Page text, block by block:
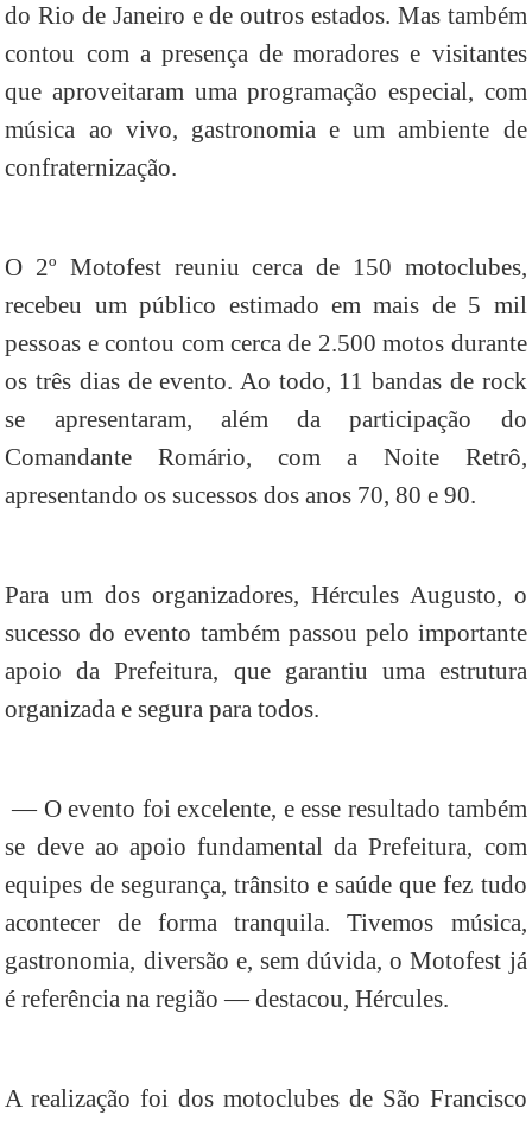
do Rio de Janeiro e de outros estados. Mas também
contou com a presença de moradores e visitantes
que aproveitaram uma programação especial, com
música ao vivo, gastronomia e um ambiente de
confraternização.
O 2º Motofest reuniu cerca de 150 motoclubes,
recebeu um público estimado em mais de 5 mil
pessoas e contou com cerca de 2.500 motos durante
os três dias de evento. Ao todo, 11 bandas de rock
se apresentaram, além da participação do
Comandante Romário, com a Noite Retrô,
apresentando os sucessos dos anos 70, 80 e 90.
Para um dos organizadores, Hércules Augusto, o
sucesso do evento também passou pelo importante
apoio da Prefeitura, que garantiu uma estrutura
organizada e segura para todos.
— O evento foi excelente, e esse resultado também
se deve ao apoio fundamental da Prefeitura, com
equipes de segurança, trânsito e saúde que fez tudo
acontecer de forma tranquila. Tivemos música,
gastronomia, diversão e, sem dúvida, o Motofest já
é referência na região — destacou, Hércules.
A realização foi dos motoclubes de São Francisco